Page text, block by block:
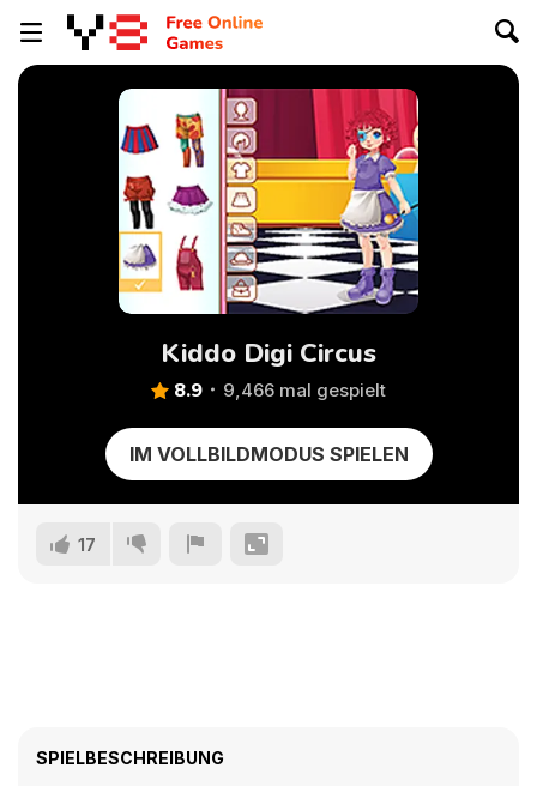
Kiddo Digi Circus
8.9 9,466 mal gespielt
IM VOLLBILDMODUS SPIELEN
17
SPIELBESCHREIBUNG